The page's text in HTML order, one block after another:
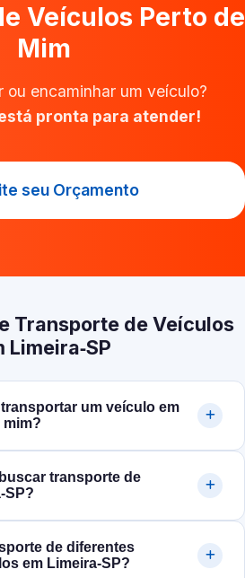
Veículos Perto de
Mim
ou encaminhar um veículo?
pronta para atender!
seu Orçamento
Transporte de Veículos
Limeira‑SP
um veículo em
mim?
transporte de
de diferentes
em Limeira‑SP?